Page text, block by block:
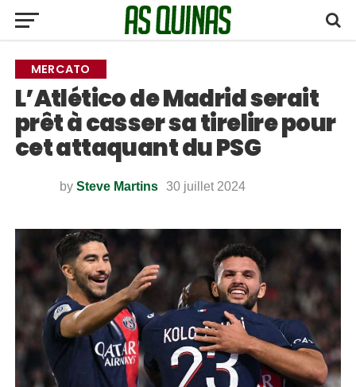
MERCATO
L’Atlético de Madrid serait
prêt à casser sa tirelire pour
cet attaquant du PSG
by Steve Martins 30 juillet 2024